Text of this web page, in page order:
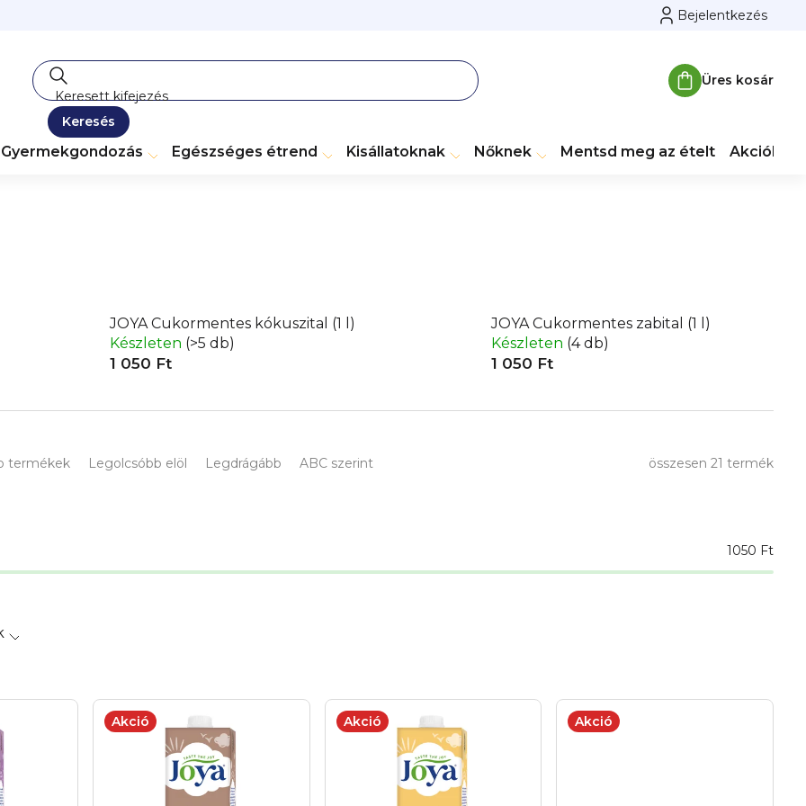
Bejelentkezés
Keresés
Kosár
Üres kosár
Gyermekgondozás Egészséges étrend Kisállatoknak Nőknek Mentsd meg az ételt Akciók
JOYA Cukormentes kókuszital (1 l)
Készleten (>5 db)
1 050 Ft
JOYA Cukormentes zabital (1 l)
Készleten (4 db)
1 050 Ft
termékek Legolcsóbb elöl Legdrágább ABC szerint összesen 21 termék
1050 Ft
Akció Akció Akció